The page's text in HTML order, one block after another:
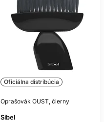
Oficiálna distribúcia
Oprašovák OUST, čierny
Sibel